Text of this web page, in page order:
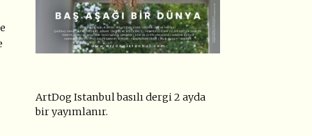
ArtDog Istanbul basılı dergi 2 ayda
bir yayımlanır.